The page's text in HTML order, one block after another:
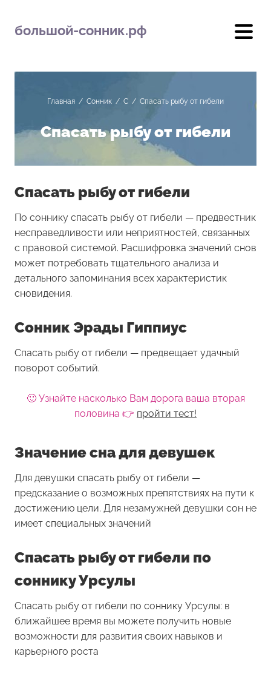
большой-сонник.рф
Главная / Сонник / С / Спасать рыбу от гибели
Спасать рыбу от гибели
Спасать рыбу от гибели
По соннику спасать рыбу от гибели — предвестник
несправедливости или неприятностей, связанных
с правовой системой. Расшифровка значений снов
может потребовать тщательного анализа и
детального запоминания всех характеристик
сновидения.
Сонник Эрады Гиппиус
Спасать рыбу от гибели — предвещает удачный
поворот событий.
🙂 Узнайте насколько Вам дорога ваша вторая
половина 👉 пройти тест!
Значение сна для девушек
Для девушки спасать рыбу от гибели —
предсказание о возможных препятствиях на пути к
достижению цели. Для незамужней девушки сон не
имеет специальных значений
Спасать рыбу от гибели по
соннику Урсулы
Спасать рыбу от гибели по соннику Урсулы: в
ближайшее время вы можете получить новые
возможности для развития своих навыков и
карьерного роста